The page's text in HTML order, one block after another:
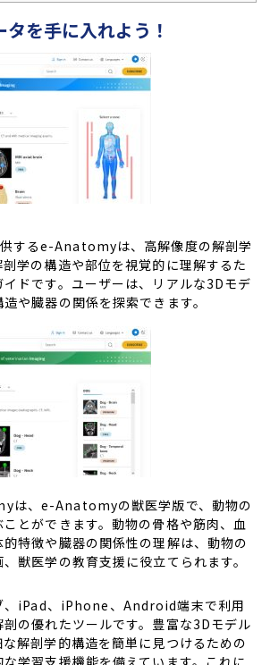
を手に入れよう！
するe-Anatomyは、高解像度の解剖学
学の構造や部位を視覚的に理解するた
ドです。ユーザーは、リアルな3Dモデ
や臓器の関係を探索できます。
は、e-Anatomyの獣医学版で、動物の
とができます。動物の骨格や筋肉、血
特徴や臓器の関係性の理解は、動物の
獣医学の教育支援に役立てられます。
、iPad、iPhone、Android端末で利用
の優れたツールです。豊富な3Dモデル
解剖学的構造を簡単に見つけるための
学習支援機能を備えています。これに